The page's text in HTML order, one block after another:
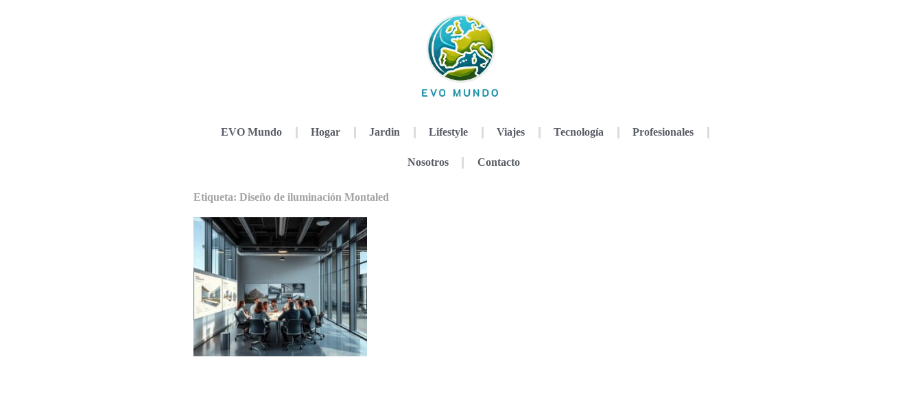
EVO Mundo Hogar Jardin Lifestyle Viajes Tecnología Profesionales
Nosotros Contacto
Etiqueta: Diseño de iluminación Montaled